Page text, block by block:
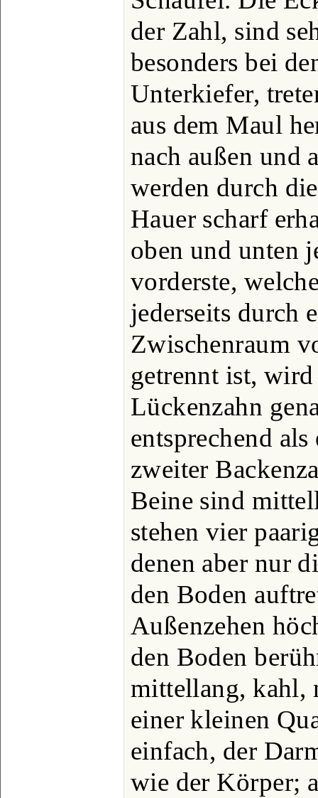
der Zahl, sind
besonders bei
Unterkiefer,
aus dem Maul
nach außen und
werden durch
Hauer scharf
oben und unten
vorderste,
jederseits durch
Zwischenraum
getrennt ist,
Lückenzahn
entsprechend
zweiter
Beine sind
stehen vier
denen aber nur
den Boden
Außenzehen
den Boden
mittellang, kahl,
einer kleinen
einfach, der
wie der Körper;